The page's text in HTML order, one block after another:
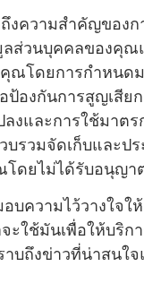
งความสําคัญของก
ส่วนบุคคลของคุณ
ณโดยการกําหนด
องกันการสูญเสีย
งและการใช้มาตร
บรวมจัดเก็บและป
ดยไม่ได้รับอนุญา
บความไว้วางใจใ
ใช้มันเพื่อให้บริ
บถึงข่าวที่น่าสนใ